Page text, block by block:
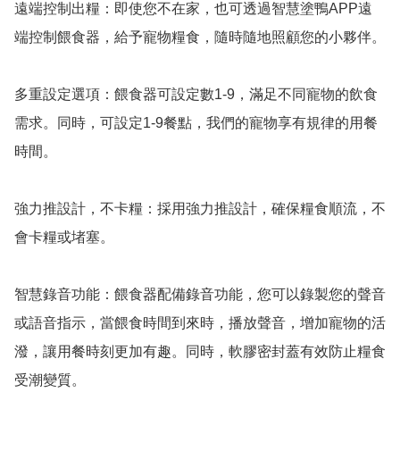
遠端控制出糧：即使您不在家，也可透過智慧塗鴨APP遠
端控制餵食器，給予寵物糧食，隨時隨地照顧您的小夥伴。
多重設定選項：餵食器可設定數1-9，滿足不同寵物的飲食
需求。同時，可設定1-9餐點，我們的寵物享有規律的用餐
時間。
強力推設計，不卡糧：採用強力推設計，確保糧食順流，不
會卡糧或堵塞。
智慧錄音功能：餵食器配備錄音功能，您可以錄製您的聲音
或語音指示，當餵食時間到來時，播放聲音，增加寵物的活
潑，讓用餐時刻更加有趣。同時，軟膠密封蓋有效防止糧食
受潮變質。